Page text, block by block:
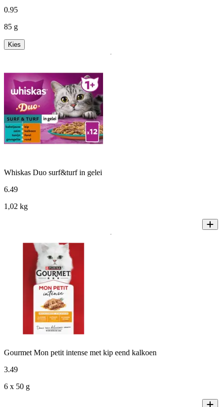
0.95
85 g
Kies
Whiskas Duo surf&turf in gelei
6.49
1,02 kg
Gourmet Mon petit intense met kip eend kalkoen
3.49
6 x 50 g